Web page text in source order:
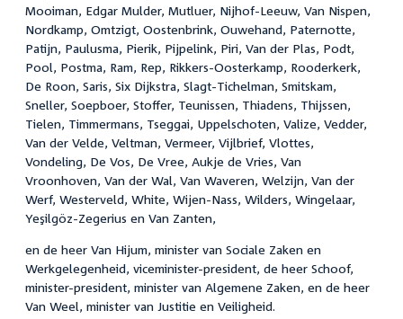
Mooiman, Edgar Mulder, Mutluer, Nijhof-Leeuw, Van Nispen,
Nordkamp, Omtzigt, Oostenbrink, Ouwehand, Paternotte,
Patijn, Paulusma, Pierik, Pijpelink, Piri, Van der Plas, Podt,
Pool, Postma, Ram, Rep, Rikkers-Oosterkamp, Rooderkerk,
De Roon, Saris, Six Dijkstra, Slagt-Tichelman, Smitskam,
Sneller, Soepboer, Stoffer, Teunissen, Thiadens, Thijssen,
Tielen, Timmermans, Tseggai, Uppelschoten, Valize, Vedder,
Van der Velde, Veltman, Vermeer, Vijlbrief, Vlottes,
Vondeling, De Vos, De Vree, Aukje de Vries, Van
Vroonhoven, Van der Wal, Van Waveren, Welzijn, Van der
Werf, Westerveld, White, Wijen-Nass, Wilders, Wingelaar,
Yeşilgöz-Zegerius en Van Zanten,
en de heer Van Hijum, minister van Sociale Zaken en
Werkgelegenheid, viceminister-president, de heer Schoof,
minister-president, minister van Algemene Zaken, en de heer
Van Weel, minister van Justitie en Veiligheid.